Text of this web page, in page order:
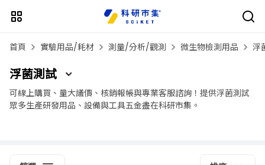
首頁 實驗用品/耗材 測量/分析/觀測 微生物檢測用品 浮
浮菌測試
可線上購買、量大議價、核銷報帳與專業客服諮詢！提供浮菌測試
眾多生產研發用品、設備與工具五金盡在科研市集。